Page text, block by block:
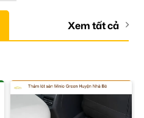
Xem tất cả